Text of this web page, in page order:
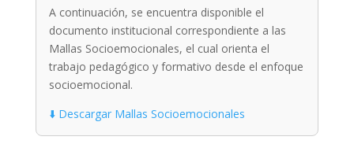
A continuación, se encuentra disponible el
documento institucional correspondiente a las
Mallas Socioemocionales, el cual orienta el
trabajo pedagógico y formativo desde el enfoque
socioemocional.
⬇️ Descargar Mallas Socioemocionales